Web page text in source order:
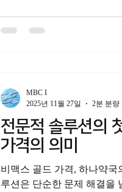
마리를 놓치게 됩니다. 하
질을 이해하며, 비맥스 메타
아 나섭니다. 다양한 온라인
매 사이트 를 방문하며, 비
다. 비아마트 에서 정보를 얻거나,
대안까지 고려하는 것은 활
않고, 다양한 각도에서 접근
전문적 솔루션의
가격의 의미
비맥스 골드 가격, 하나약
루션은 단순한 문제 해결을
MBC I
2025년 11월 27일
2분 분량